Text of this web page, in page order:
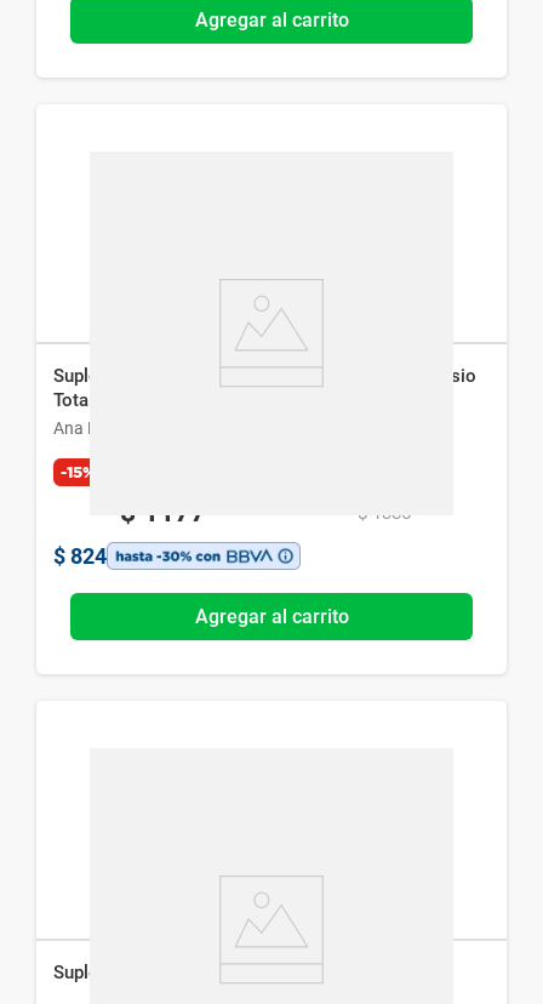
Agregar al carrito
Suplemento Dietario Ana María Lajusticia Magnesio
Total 5 x 100 comp
Ana María Lajusticia
-15%
$ 1177 $ 1385
$ 824
Agregar al carrito
Suplemento Dietario Genacol Original x 90 cáps